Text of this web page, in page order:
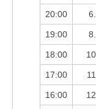
20:00
19:00
18:00
17:00
16:00